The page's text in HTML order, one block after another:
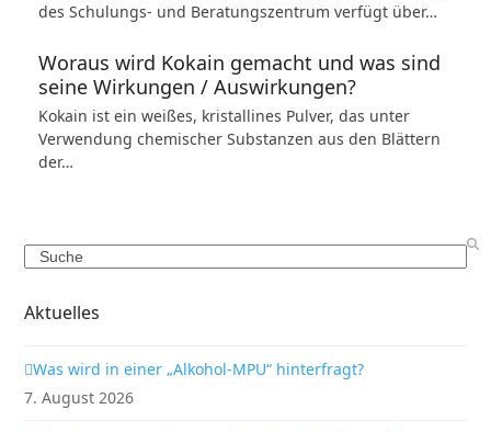
des Schulungs- und Beratungszentrum verfügt über…
Woraus wird Kokain gemacht und was sind
seine Wirkungen / Auswirkungen?
Kokain ist ein weißes, kristallines Pulver, das unter
Verwendung chemischer Substanzen aus den Blättern
der…
Search
Aktuelles
Was wird in einer „Alkohol-MPU“ hinterfragt?
7. August 2026